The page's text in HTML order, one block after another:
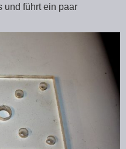
und führt ein paar